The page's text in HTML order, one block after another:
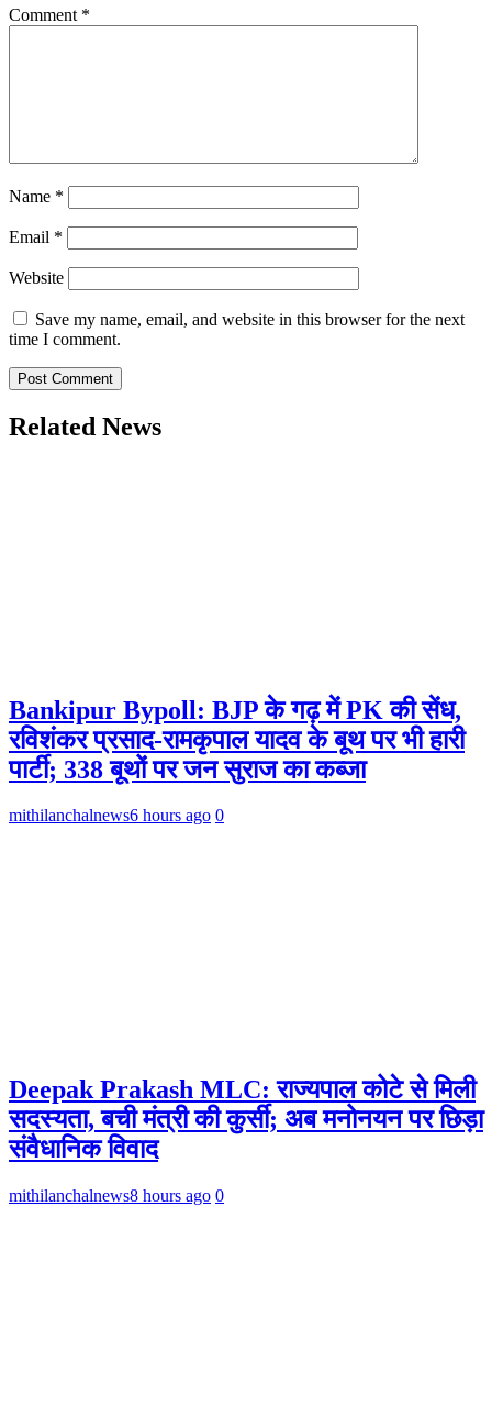
Comment *
Name *
Email *
Website
Save my name, email, and website in this browser for the next
time I comment.
Related News
Bankipur Bypoll: BJP के गढ़ में PK की सेंध,
रविशंकर प्रसाद-रामकृपाल यादव के बूथ पर भी हारी
पार्टी; 338 बूथों पर जन सुराज का कब्जा
mithilanchalnews6 hours ago 0
Deepak Prakash MLC: राज्यपाल कोटे से मिली
सदस्यता, बची मंत्री की कुर्सी; अब मनोनयन पर छिड़ा
संवैधानिक विवाद
mithilanchalnews8 hours ago 0